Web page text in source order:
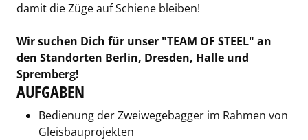
damit die Züge auf Schiene bleiben!
Wir suchen Dich für unser "TEAM OF STEEL" an
den Standorten Berlin, Dresden, Halle und
Spremberg!
AUFGABEN
Bedienung der Zweiwegebagger im Rahmen von
Gleisbauprojekten